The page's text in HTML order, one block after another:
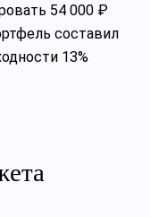
54 000 ₽
составил
13%